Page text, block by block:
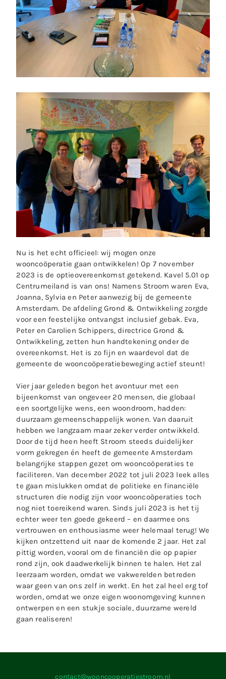
Nu is het echt officieel: wij mogen onze
wooncoöperatie gaan ontwikkelen! Op 7 november
2023 is de optieovereenkomst getekend. Kavel 5.01 op
Centrumeiland is van ons! Namens Stroom waren Eva,
Joanna, Sylvia en Peter aanwezig bij de gemeente
Amsterdam. De afdeling Grond & Ontwikkeling zorgde
voor een feestelijke ontvangst inclusief gebak. Eva,
Peter en Carolien Schippers, directrice Grond &
Ontwikkeling, zetten hun handtekening onder de
overeenkomst. Het is zo fijn en waardevol dat de
gemeente de wooncoöperatiebeweging actief steunt!
Vier jaar geleden begon het avontuur met een
bijeenkomst van ongeveer 20 mensen, die globaal
een soortgelijke wens, een woondroom, hadden:
duurzaam gemeenschappelijk wonen. Van daaruit
hebben we langzaam maar zeker verder ontwikkeld.
Door de tijd heen heeft Stroom steeds duidelijker
vorm gekregen én heeft de gemeente Amsterdam
belangrijke stappen gezet om wooncoöperaties te
faciliteren. Van december 2022 tot juli 2023 leek alles
te gaan mislukken omdat de politieke en financiële
structuren die nodig zijn voor wooncoöperaties toch
nog niet toereikend waren. Sinds juli 2023 is het tij
echter weer ten goede gekeerd – en daarmee ons
vertrouwen en enthousiasme weer helemaal terug! We
kijken ontzettend uit naar de komende 2 jaar. Het zal
pittig worden, vooral om de financiën die op papier
rond zijn, ook daadwerkelijk binnen te halen. Het zal
leerzaam worden, omdat we vakwerelden betreden
waar geen van ons zelf in werkt. En het zal heel erg tof
worden, omdat we onze eigen woonomgeving kunnen
ontwerpen en een stukje sociale, duurzame wereld
gaan realiseren!
contact­@­wooncooperatie­­stroom.nl